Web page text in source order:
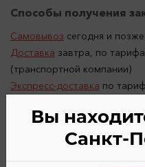
Способы получения
Самовывоз сегодня и
Доставка завтра, по
(транспортной компании)
Экспресс-доставка по
Вы
Санкт-